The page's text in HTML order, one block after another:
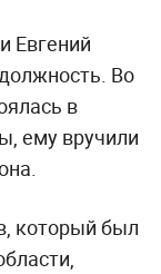
Евгений
Во
в
ему вручили
который был